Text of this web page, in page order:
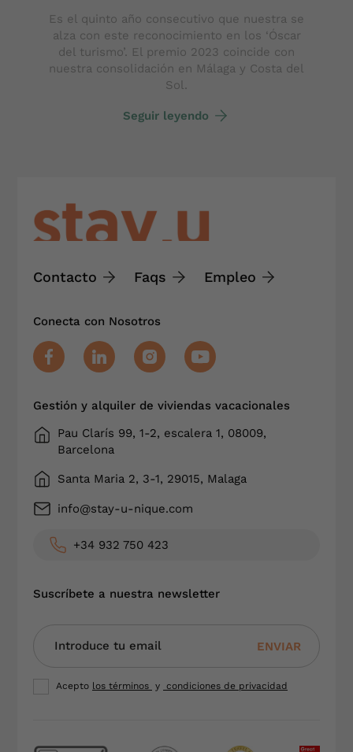
Es el quinto año consecutivo que nuestra se
alza con este reconocimiento en los ‘Óscar
del turismo’. El premio 2023 coincide con
nuestra consolidación en Málaga y Costa del
Sol.
Seguir leyendo
Contacto Faqs Empleo
Conecta con Nosotros
Gestión y alquiler de viviendas vacacionales
Pau Clarís 99, 1-2, escalera 1, 08009,
Barcelona
Santa Maria 2, 3-1, 29015, Malaga
info@stay-u-nique.com
+34 932 750 423
Suscríbete a nuestra newsletter
ENVIAR
Acepto los términos y condiciones de privacidad